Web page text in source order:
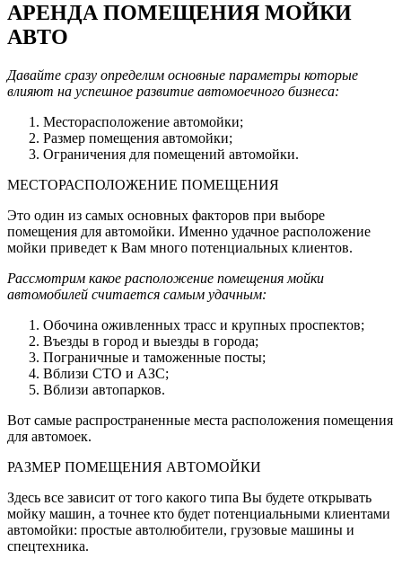
АРЕНДА ПОМЕЩЕНИЯ МОЙКИ
АВТО
Давайте сразу определим основные параметры которые
влияют на успешное развитие автомоечного бизнеса:
Месторасположение автомойки;
Размер помещения автомойки;
Ограничения для помещений автомойки.
МЕСТОРАСПОЛОЖЕНИЕ ПОМЕЩЕНИЯ
Это один из самых основных факторов при выборе
помещения для автомойки. Именно удачное расположение
мойки приведет к Вам много потенциальных клиентов.
Рассмотрим какое расположение помещения мойки
автомобилей считается самым удачным:
Обочина оживленных трасс и крупных проспектов;
Въезды в город и выезды в города;
Пограничные и таможенные посты;
Вблизи СТО и АЗС;
Вблизи автопарков.
Вот самые распространенные места расположения помещения
для автомоек.
РАЗМЕР ПОМЕЩЕНИЯ АВТОМОЙКИ
Здесь все зависит от того какого типа Вы будете открывать
мойку машин, а точнее кто будет потенциальными клиентами
автомойки: простые автолюбители, грузовые машины и
спецтехника.